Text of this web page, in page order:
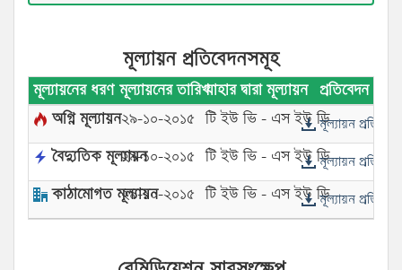
মূল্যায়ন প্রতিবেদনসমূহ
মূল্যায়নের ধরণ মূল্যায়নের তারিখযাহার দ্বারা মূল্যায়ন
প্রতিবেদন
অগ্নি মূল্যায়ন২৯-১০-২০১৫ টি ইউ ভি - এস ইউ ডিমূল্যায়ন
বৈদ্যুতিক মূল্যায়ন২৯-১০-২০১৫ টি ইউ ভি - এস ইউ ডিমূল্যায়ন
কাঠামোগত মূল্যায়ন২৯-১০-২০১৫ টি ইউ ভি - এস ইউ ডিমূল্যায়ন